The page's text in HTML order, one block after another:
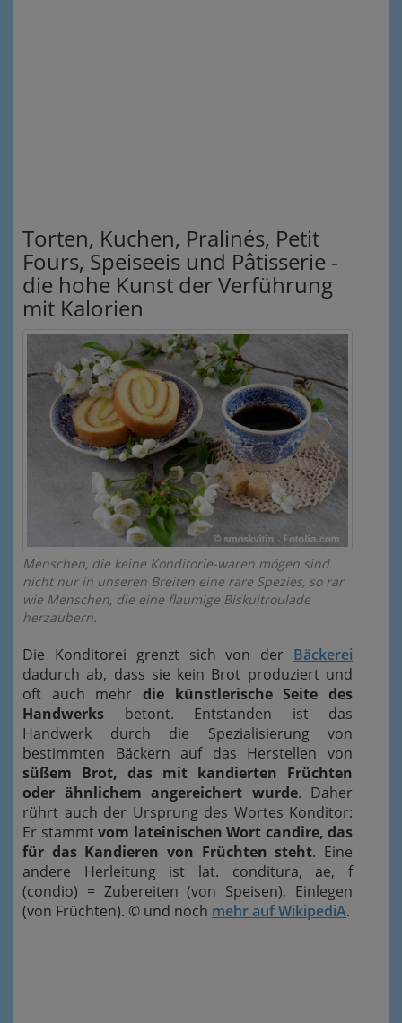
Torten, Kuchen, Pralinés, Petit
Fours, Speiseeis und Pâtisserie -
die hohe Kunst der Verführung
mit Kalorien
Menschen, die keine Konditorie-waren mögen sind
nicht nur in unseren Breiten eine rare Spezies, so rar
wie Menschen, die eine flaumige Biskuitroulade
herzaubern.
Die Konditorei grenzt sich von der Bäckerei
dadurch ab, dass sie kein Brot produziert und
oft auch mehr die künstlerische Seite des
Handwerks betont. Entstanden ist das
Handwerk durch die Spezialisierung von
bestimmten Bäckern auf das Herstellen von
süßem Brot, das mit kandierten Früchten
oder ähnlichem angereichert wurde. Daher
rührt auch der Ursprung des Wortes Konditor:
Er stammtvom lateinischen Wort candire, das
für das Kandieren von Früchten steht. Eine
andere Herleitung ist lat. conditura, ae, f
(condio) = Zubereiten (von Speisen), Einlegen
(von Früchten). © und noch mehr auf WikipediA.